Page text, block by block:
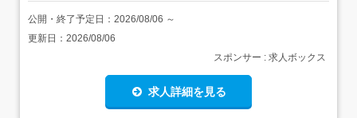
公開・終了予定日： 2026/08/06 ～
更新日： 2026/08/06
スポンサー : 求人ボックス
求人詳細を見る